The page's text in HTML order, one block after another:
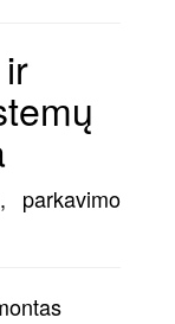
parkavimo